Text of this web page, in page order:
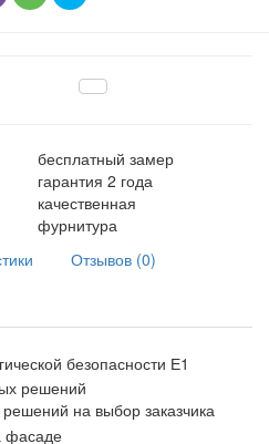
бесплатный замер
гарантия 2 года
качественная
фурнитура
Отзывов (0)
безопасности Е1
на выбор заказчика